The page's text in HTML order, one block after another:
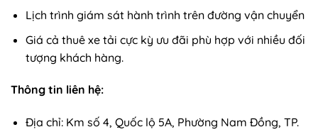
Lịch trình giám sát hành trình trên đường vận chuyển
Giá cả thuê xe tải cực kỳ ưu đãi phù hợp với nhiều đối
tượng khách hàng.
Thông tin liên hệ:
Địa chỉ: Km số 4, Quốc lộ 5A, Phường Nam Đồng, TP.